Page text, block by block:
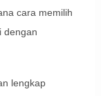
cara memilih
dengan
lengkap